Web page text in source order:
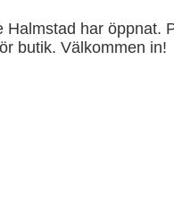
Halmstad har öppnat.
butik. Välkommen in!